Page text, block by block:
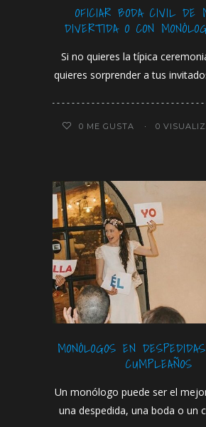
OFICIAR BODA CIVIL DE
DIVERTIDA O CON
Si no quieres la típica
quieres sorprender a tus
0 ME GUSTA 0
MONÓLOGOS EN
CUMPLEAÑOS
Un monólogo puede ser el
una despedida, una boda o un